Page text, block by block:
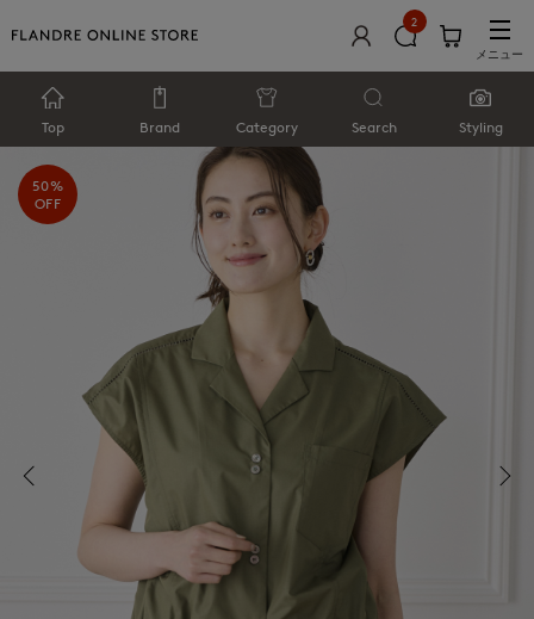
2
メニュー
Top Brand Category Search Styling
50%
OFF